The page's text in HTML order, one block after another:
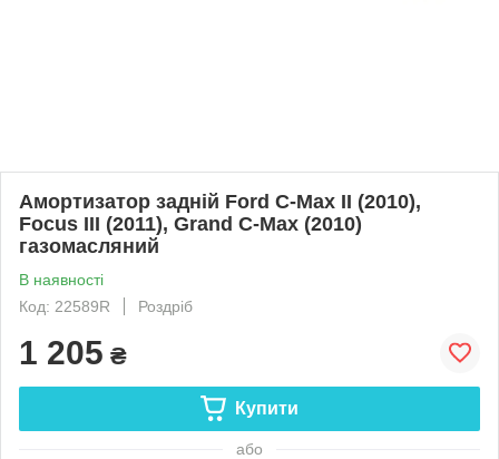
Амортизатор задній Ford C-Max II (2010),
Focus III (2011), Grand C-Max (2010)
газомасляний
В наявності
Код: 22589R
Роздріб
1 205 ₴
Купити
або